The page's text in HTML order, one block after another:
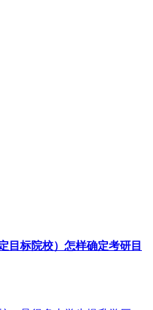
目标院校）怎样确定考研目